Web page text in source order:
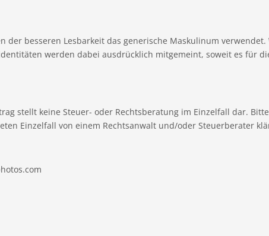
der besseren Lesbarkeit das generische Maskulinum verwendet.
werden dabei ausdrücklich mitgemeint, soweit es für
stellt keine Steuer- oder Rechtsberatung im Einzelfall dar.
Einzelfall von einem Rechtsanwalt und/oder Steuerberater